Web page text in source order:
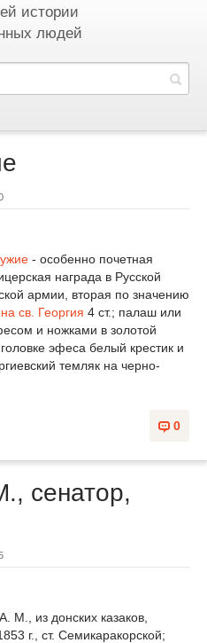
истории
людей
- особенно почетная
награда в Русской
армии, вторая по значению
св. Георгия 4 ст.; палаш или
и ножками в золотой
эфеса белый крестик и
темляк на черно-
0
сенатор,
М., из донских казаков,
г., ст. Семикаракорской;